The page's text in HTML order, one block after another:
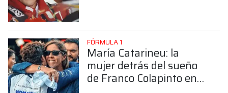
FÓRMULA 1
María Catarineu: la
mujer detrás del sueño
de Franco Colapinto en